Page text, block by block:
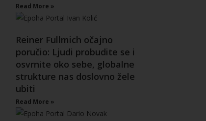
Read More »
Reiner Fullmich očajno
poručio: Ljudi probudite se i
osvrnite oko sebe, globalne
strukture nas doslovno žele
ubiti
Read More »